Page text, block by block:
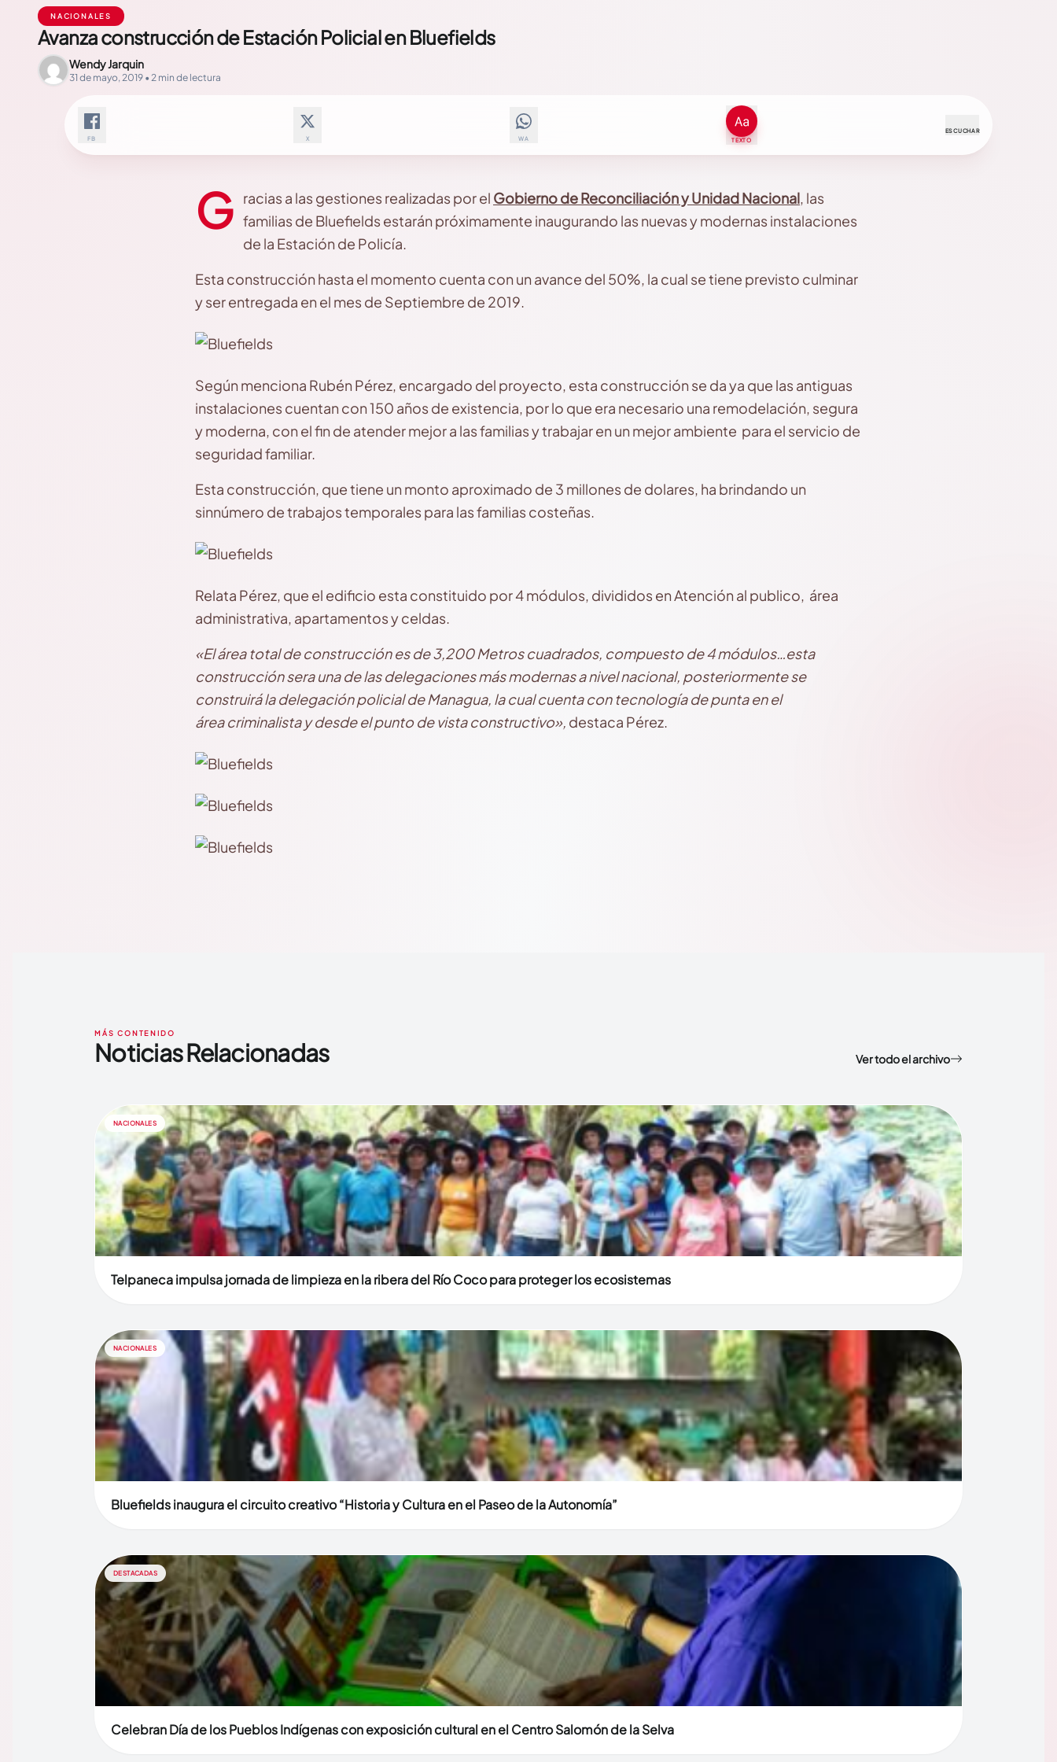
NACIONALES
Avanza construcción de Estación Policial en Bluefields
Wendy Jarquin
31 de mayo, 2019 • 2 min de lectura
FB X WA TEXTO
ESCUCHAR
G racias a las gestiones realizadas por el Gobierno de Reconciliación y Unidad Nacional, las
familias de Bluefields estarán próximamente inaugurando las nuevas y modernas instalaciones
de la Estación de Policía.
Esta construcción hasta el momento cuenta con un avance del 50%, la cual se tiene previsto culminar
y ser entregada en el mes de Septiembre de 2019.
Según menciona Rubén Pérez, encargado del proyecto, esta construcción se da ya que las antiguas
instalaciones cuentan con 150 años de existencia, por lo que era necesario una remodelación, segura
y moderna, con el fin de atender mejor a las familias y trabajar en un mejor ambiente para el servicio de
seguridad familiar.
Esta construcción, que tiene un monto aproximado de 3 millones de dolares, ha brindando un
sinnúmero de trabajos temporales para las familias costeñas.
Relata Pérez, que el edificio esta constituido por 4 módulos, divididos en Atención al publico, área
administrativa, apartamentos y celdas.
«El área total de construcción es de 3,200 Metros cuadrados, compuesto de 4 módulos…esta
construcción sera una de las delegaciones más modernas a nivel nacional, posteriormente se
construirá la delegación policial de Managua, la cual cuenta con tecnología de punta en el
área criminalista y desde el punto de vista constructivo», destaca Pérez.
MÁS CONTENIDO
Noticias Relacionadas Ver todo el archivo
NACIONALES
Telpaneca impulsa jornada de limpieza en la ribera del Río Coco para proteger los ecosistemas
NACIONALES
Bluefields inaugura el circuito creativo “Historia y Cultura en el Paseo de la Autonomía”
DESTACADAS
Celebran Día de los Pueblos Indígenas con exposición cultural en el Centro Salomón de la Selva